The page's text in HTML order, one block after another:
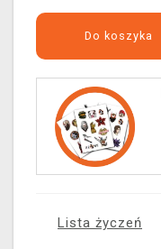
Do koszyka
Lista życzeń